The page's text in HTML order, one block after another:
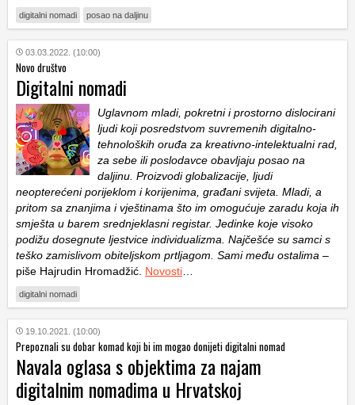
digitalni nomadi posao na daljinu
03.03.2022. (10:00)
Novo društvo
Digitalni nomadi
Uglavnom mladi, pokretni i prostorno dislocirani
ljudi koji posredstvom suvremenih digitalno-
tehnoloških oruđa za kreativno-intelektualni rad,
za sebe ili poslodavce obavljaju posao na
daljinu. Proizvodi globalizacije, ljudi
neopterećeni porijeklom i korijenima, građani svijeta. Mladi, a
pritom sa znanjima i vještinama što im omogućuje zaradu koja ih
smješta u barem srednjeklasni registar. Jedinke koje visoko
podižu dosegnute ljestvice individualizma. Najčešće su samci s
teško zamislivom obiteljskom prtljagom. Sami među ostalima –
piše Hajrudin Hromadžić. Novosti…
digitalni nomadi
19.10.2021. (10:00)
Prepoznali su dobar komad koji bi im mogao donijeti digitalni nomad
Navala oglasa s objektima za najam
digitalnim nomadima u Hrvatskoj